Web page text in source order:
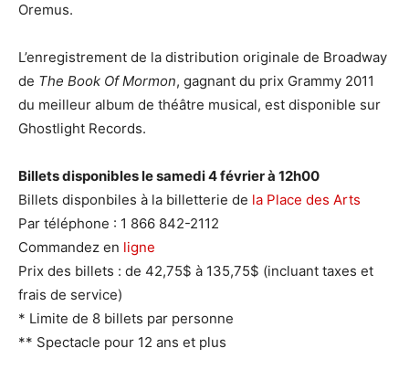
Oremus.
L’enregistrement de la distribution originale de Broadway
de The Book Of Mormon, gagnant du prix Grammy 2011
du meilleur album de théâtre musical, est disponible sur
Ghostlight Records.
Billets disponibles le samedi 4 février à 12h00
Billets disponbiles à la billetterie de la Place des Arts
Par téléphone : 1 866 842-2112
Commandez en ligne
Prix des billets : de 42,75$ à 135,75$ (incluant taxes et
frais de service)
* Limite de 8 billets par personne
** Spectacle pour 12 ans et plus